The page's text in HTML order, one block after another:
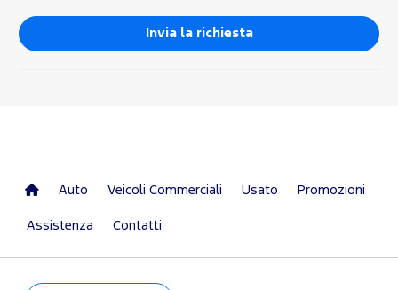
Auto Veicoli Commerciali Usato Promozioni
Assistenza Contatti